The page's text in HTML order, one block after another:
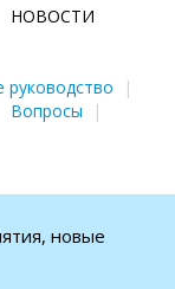
НОВОСТИ
руководство
Вопросы
новые